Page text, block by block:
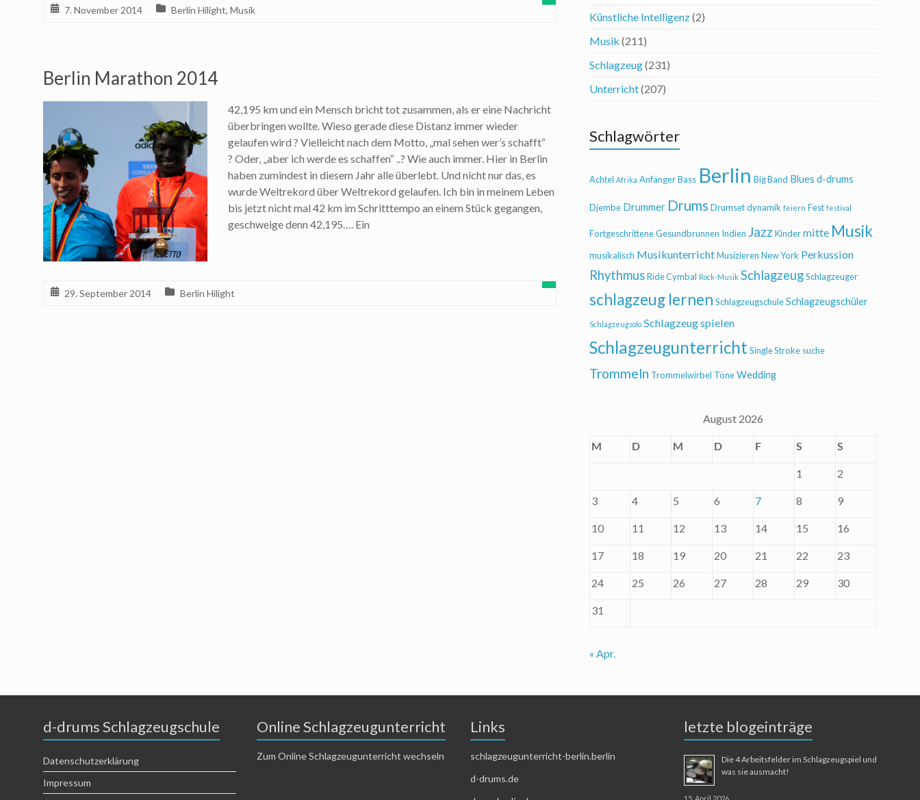
7. November 2014 Berlin Hilight, Musik
Berlin Marathon 2014
42,195 km und ein Mensch bricht tot zusammen, als er eine Nachricht
überbringen wollte. Wieso gerade diese Distanz immer wieder
gelaufen wird ? Vielleicht nach dem Motto, „mal sehen wer’s schafft“
? Oder, „aber ich werde es schaffen“ ..? Wie auch immer. Hier in Berlin
haben zumindest in diesem Jahr alle überlebt. Und nicht nur das, es
wurde Weltrekord über Weltrekord gelaufen. Ich bin in meinem Leben
bis jetzt nicht mal 42 km im Schritttempo an einem Stück gegangen,
geschweige denn 42,195…. Ein
29. September 2014 Berlin Hilight
Künstliche Intelligenz(2)
Musik (211)
Schlagzeug(231)
Unterricht(207)
Schlagwörter
Achtel Afrika AnfängerBass Berlin Big Band Blues d-drums
Djembe Drummer Drums Drumsetdynamik feiern Fest festival
FortgeschritteneGesundbrunnen Indien Jazz Kindermitte Musik
musikalisch MusikunterrichtMusizieren New York Perkussion
RhythmusRide Cymbal Rock-Musik SchlagzeugSchlagzeuger
schlagzeug lernen SchlagzeugschuleSchlagzeugschüler
Schlagzeugsolo Schlagzeug spielen
SchlagzeugunterrichtSingle Stroke suche
Trommeln Trommelwirbel TöneWedding
August 2026
M D M D F S S
1 2
3 4 5 6 7 8 9
10 11 12 13 14 15 16
17 18 19 20 21 22 23
24 25 26 27 28 29 30
31
« Apr.
d-drums Schlagzeugschule
Datenschutzerklärung
Impressum
Online Schlagzeugunterricht
Zum Online Schlagzeugunterricht wechseln
Links
schlagzeugunterricht-berlin.berlin
d-drums.de
letzte blogeinträge
Die 4 Arbeitsfelder im Schlagzeugspiel und
was sie ausmacht!